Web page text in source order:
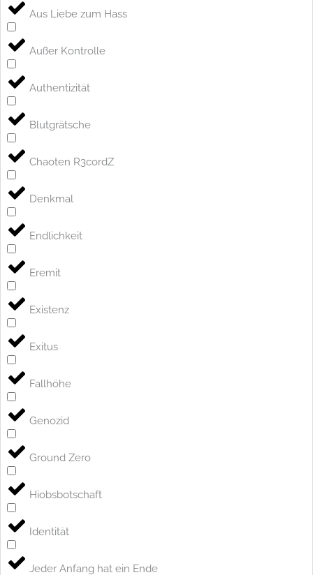
Aus Liebe zum Hass
Außer Kontrolle
Authentizität
Blutgrätsche
Chaoten R3cordZ
Denkmal
Endlichkeit
Eremit
Existenz
Exitus
Fallhöhe
Genozid
Ground Zero
Hiobsbotschaft
Identität
Jeder Anfang hat ein Ende